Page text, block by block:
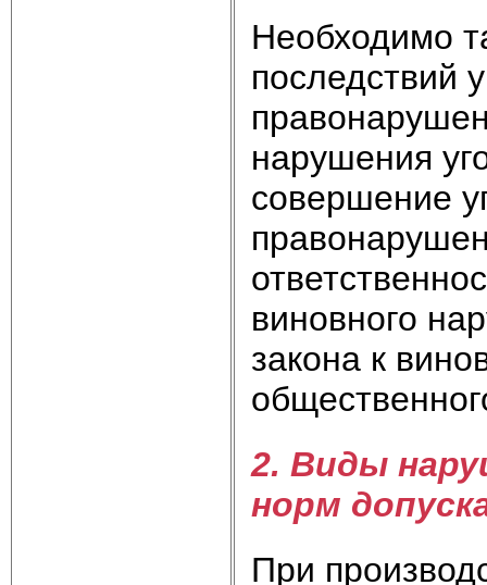
Необходимо
последствий
нарушения
совершение
виновного
закона к
2. Виды
норм
При